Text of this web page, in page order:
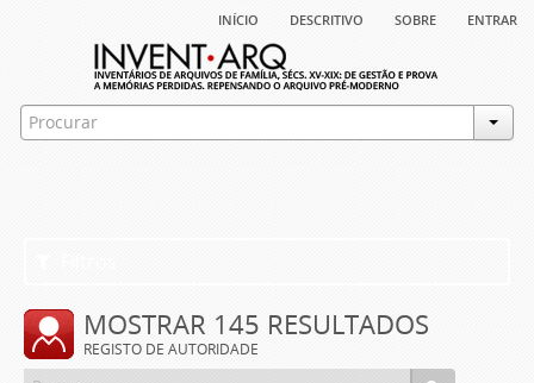
início descritivo sobre entrar
MOSTRAR 145 RESULTADOS
REGISTO DE AUTORIDADE